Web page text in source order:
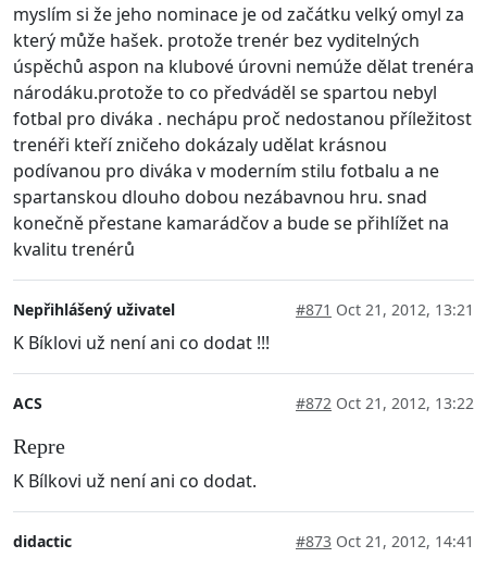
myslím si že jeho nominace je od začátku velký omyl za
který může hašek. protože trenér bez vyditelných
úspěchů aspon na klubové úrovni nemúže dělat trenéra
národáku.protože to co předváděl se spartou nebyl
fotbal pro diváka . nechápu proč nedostanou příležitost
trenéři kteří zničeho dokázaly udělat krásnou
podívanou pro diváka v moderním stilu fotbalu a ne
spartanskou dlouho dobou nezábavnou hru. snad
konečně přestane kamarádčov a bude se přihlížet na
kvalitu trenérů
Nepřihlášený uživatel #871 Oct 21, 2012, 13:21
K Bíklovi už není ani co dodat !!!
ACS #872 Oct 21, 2012, 13:22
Repre
K Bílkovi už není ani co dodat.
didactic #873 Oct 21, 2012, 14:41